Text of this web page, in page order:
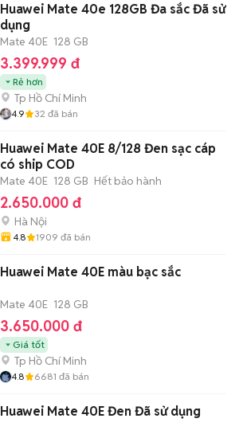
Huawei Mate 40e 128GB Đa sắc Đã sử
dụng
Mate 40E 128 GB
3.399.999 đ
Rẻ hơn
Tp Hồ Chí Minh
4.9 32 đã bán
Huawei Mate 40E 8/128 Đen sạc cáp
có ship COD
Mate 40E 128 GB Hết bảo hành
2.650.000 đ
Hà Nội
4.8 1909 đã bán
Huawei Mate 40E màu bạc sắc
Mate 40E 128 GB
3.650.000 đ
Giá tốt
Tp Hồ Chí Minh
4.8 6681 đã bán
Huawei Mate 40E Đen Đã sử dụng